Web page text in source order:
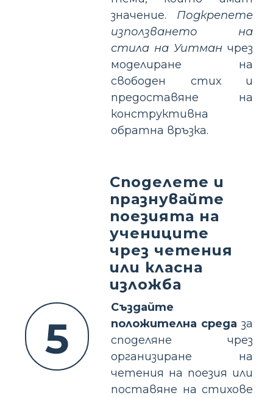
значение. Подкрепете
използването на
стилa на Уитман чрез
моделиране на
свободен стих и
предоставяне на
конструктивна
обратна връзка.
5
Споделете и
празнувайте
поезията на
учениците
чрез четения
или класна
изложба
Създайте
положителна среда за
споделяне чрез
организиране на
четения на поезия или
поставяне на стихове